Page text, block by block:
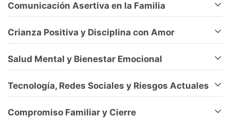
Comunicación Asertiva en la Familia
Crianza Positiva y Disciplina con Amor
Salud Mental y Bienestar Emocional
Tecnología, Redes Sociales y Riesgos Actuales
Compromiso Familiar y Cierre